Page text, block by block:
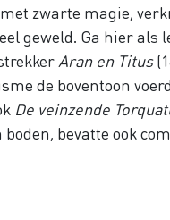
zwarte magie,
geweld. Ga hier als
Aran en Titus
de boventoon
De veinzende
bevatte ook